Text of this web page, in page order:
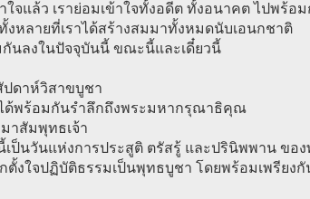
ใจแล้ว เราย่อมเข้าใจทั้งอดีต ทั้งอนาคต ไปพร้อ
หลายที่เราได้สร้างสมมาทั้งหมดนับเอนกชาติ
นลงในปัจจุบันนี้ ขณะนี้และเดี๋ยวนี้
ปดาห์วิสาขบูชา
ด้พร้อมกันรำลึกถึงพระมหากรุณาธิคุณ
าสัมพุทธเจ้า
ป็นวันแห่งการประสูติ ตรัสรู้ และปรินิพพาน ขอ
ตั้งใจปฏิบัติธรรมเป็นพุทธบูชา โดยพร้อมเพรียงกั